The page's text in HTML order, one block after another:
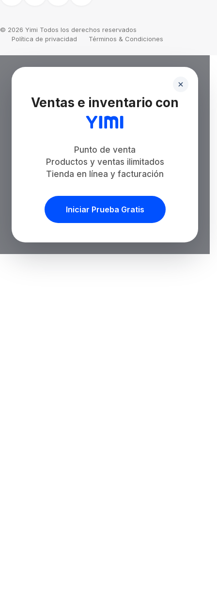
© 2026 Yimi Todos los derechos reservados
Política de privacidad
Términos & Condiciones
Ventas e inventario con
Punto de venta
Productos y ventas ilimitados
Tienda en línea y facturación
Iniciar Prueba Gratis